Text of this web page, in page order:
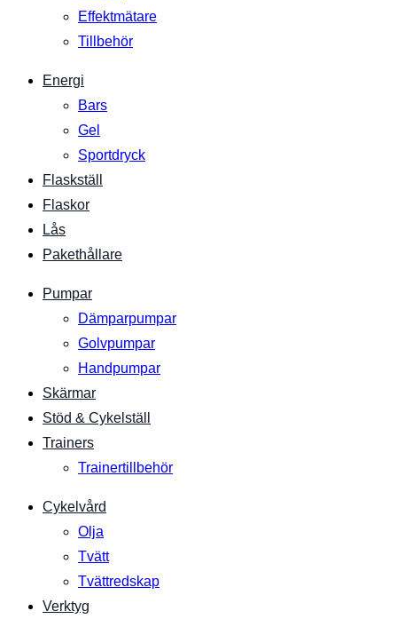
Effektmätare
Tillbehör
Energi
Bars
Gel
Sportdryck
Flaskställ
Flaskor
Lås
Pakethållare
Pumpar
Dämparpumpar
Golvpumpar
Handpumpar
Skärmar
Stöd & Cykelställ
Trainers
Trainertillbehör
Cykelvård
Olja
Tvätt
Tvättredskap
Verktyg